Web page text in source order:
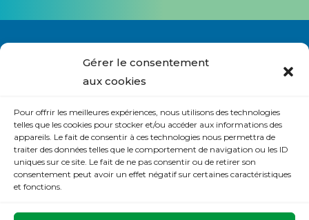
Gérer le consentement
aux cookies
Pour offrir les meilleures expériences, nous utilisons des technologies
telles que les cookies pour stocker et/ou accéder aux informations des
appareils. Le fait de consentir à ces technologies nous permettra de
traiter des données telles que le comportement de navigation ou les ID
uniques sur ce site. Le fait de ne pas consentir ou de retirer son
consentement peut avoir un effet négatif sur certaines caractéristiques
et fonctions.
Nous contacter
S’abonner à la lettre du site
Politique de cookies (UE)
Déclaration de confidentialité (UE)